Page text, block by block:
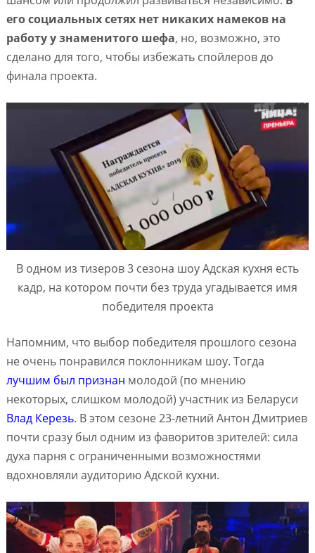
его социальных сетях нет никаких намеков на
работу у знаменитого шефа, но, возможно, это
сделано для того, чтобы избежать спойлеров до
финала проекта.
В одном из тизеров 3 сезона шоу Адская кухня есть
кадр, на котором почти без труда угадывается имя
победителя проекта
Напомним, что выбор победителя прошлого сезона
не очень понравился поклонникам шоу. Тогда
лучшим был признан молодой (по мнению
некоторых, слишком молодой) участник из Беларуси
Влад Керезь. В этом сезоне 23-летний Антон Дмитриев
почти сразу был одним из фаворитов зрителей: сила
духа парня с ограниченными возможностями
вдохновляли аудиторию Адской кухни.